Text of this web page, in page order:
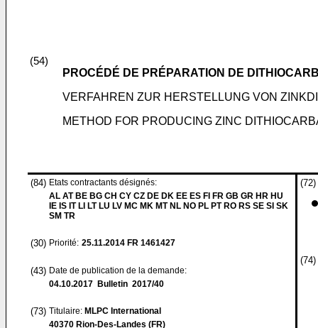
(54)
PROCÉDÉ DE PRÉPARATION DE
VERFAHREN ZUR HERSTELLUNG VON
METHOD FOR PRODUCING ZINC
(84) Etats contractants désignés:
AL AT BE BG CH CY CZ DE DK EE ES FI FR GB GR HR HU
IE IS IT LI LT LU LV MC MK MT NL NO PL PT RO RS SE SI SK
SM TR
(30) Priorité: 25.11.2014 FR 1461427
(43) Date de publication de la demande:
04.10.2017 Bulletin 2017/40
(73) Titulaire: MLPC International
40370 Rion-Des-Landes (FR)
(72)
(74)